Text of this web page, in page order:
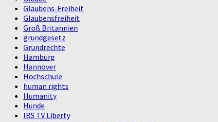
Glaubens-Freiheit
Glaubensfreiheit
Groß Britannien
grundgesetz
Grundrechte
Hamburg
Hannover
Hochschule
human rights
Humanity
Hunde
IBS TV Liberty